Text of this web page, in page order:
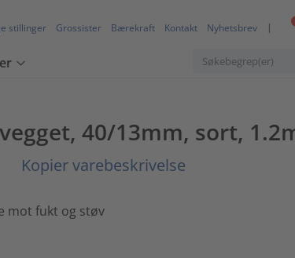
stillinger Grossister Bærekraft Kontakt Nyhetsbrev
40/13mm, sort,
Kopier varebeskrivelse
mot fukt og støv